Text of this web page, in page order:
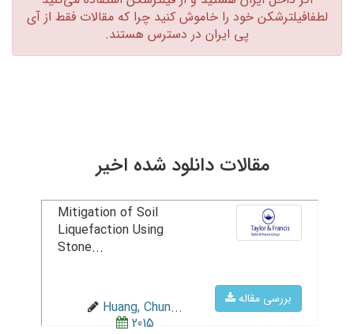
لطفافیلترشکن خود را خاموش کنید چرا که مقالات فقط از آی
پی ایران در دسترس هستند.‏
مقالات دانلود شده اخیر
بررسی مقاله
Mitigation of Soil
Liquefaction Using
Stone...
Huang, Chun...
2015